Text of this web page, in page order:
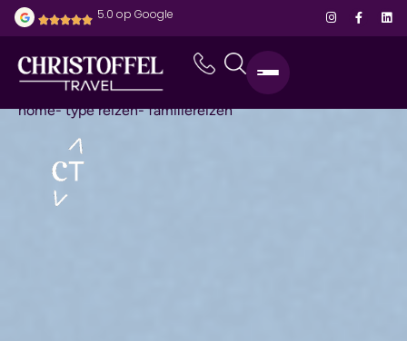
5.0 op Google
home- type reizen- familiereizen